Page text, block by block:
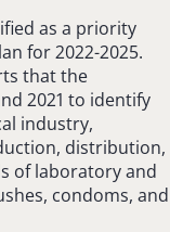
as a priority
for 2022-2025.
that the
2021 to identify
industry,
distribution,
of laboratory and
condoms, and